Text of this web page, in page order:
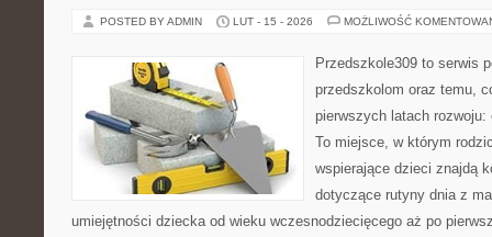
POSTED BY ADMIN LUT - 15 - 2026 MOŻLIWOŚĆ
Przedszkole309 to serwis
przedszkolom oraz temu,
pierwszych latach
To miejsce, w którym
wspierające dzieci znajdą
dotyczące rutyny dnia z
umiejętności dziecka od wieku wczesnodziecięcego aż po